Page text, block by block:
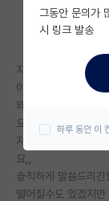
미국 유학 게
미국 대학원
대학원생 모
연구실(PI)
석박사 채용
지원한 연구실 학부
이 있냐고 물어보실
왜냐하면 자리가 넉
요
저는 석박까지 할 생
요,,
솔직하게 말씀드리긴
떨어질수도 있겠지
그동안 문의가
시 링크 발송
하루 동안 이